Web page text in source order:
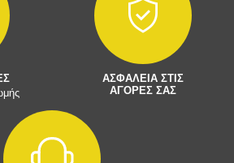
ΑΣΦΑΛΕΙΑ ΣΤΙΣ
ΑΓΟΡΕΣ ΣΑΣ